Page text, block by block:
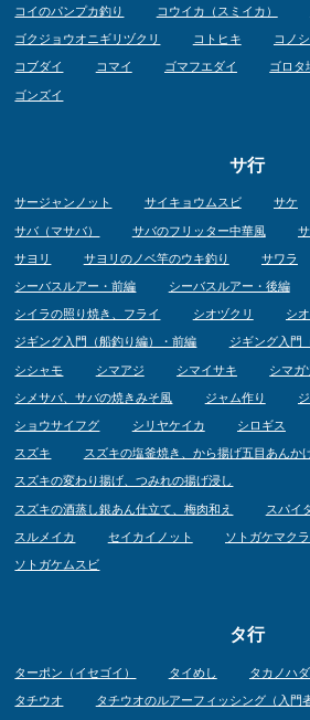
コイのパンプカ釣り コウイカ（スミイカ）
ゴクジョウオニギリヅクリ コトヒキ コノ
コブダイ コマイ ゴマフエダイ ゴロタ
ゴンズイ
サ行
サージャンノット サイキョウムスビ サケ
サバ（マサバ） サバのフリッター中華風
サヨリ サヨリのノベ竿のウキ釣り サワラ
シーバスルアー・前編 シーバスルアー・後編
シイラの照り焼き、フライ シオヅクリ シ
ジギング入門（船釣り編）・前編 ジギング入門
シシャモ シマアジ シマイサキ シマガ
シメサバ、サバの焼きみそ風 ジャム作り
ショウサイフグ シリヤケイカ シロギス
スズキ スズキの塩釜焼き、から揚げ五目あんか
スズキの変わり揚げ、つみれの揚げ浸し
スズキの酒蒸し銀あん仕立て、梅肉和え スパイ
スルメイカ セイカイノット ソトガケマク
ソトガケムスビ
タ行
ターポン（イセゴイ） タイめし タカノハ
タチウオ タチウオのルアーフィッシング（入門